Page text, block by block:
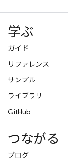
学ぶ
ガイド
リファレンス
サンプル
ライブラリ
GitHub
つながる
ブログ